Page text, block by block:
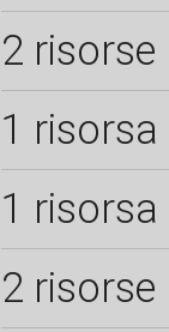
2 risorse
1 risorsa
1 risorsa
2 risorse